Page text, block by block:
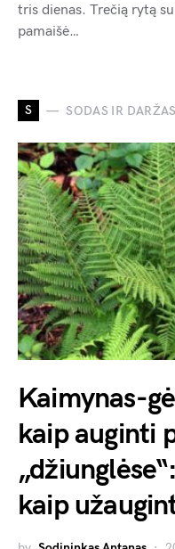
tris dienas. Trečią rytą
pamaišė…
S SODAS IR DARŽAS
Kaimynas-
kaip auginti
kaip